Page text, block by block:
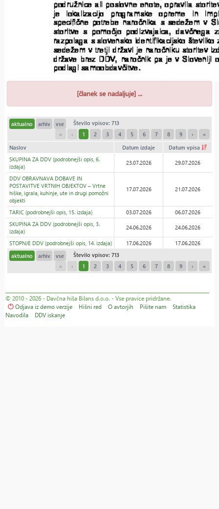
[članek se nadaljuje] ...
aktualno arhiv vse
Število vpisov: 713
«
‹ 1 2 3 4 5 6 7 8 9 › »
Naslov Datum izdaje
Datum vpisa
SKUPINA ZA DDV (podrobnejši opis, 6.
izdaja)
23.07.2026 29.07.2026
DDV OBRAVNAVA DOBAVE IN
POSTAVITVE VRTNIH OBJEKTOV – Vrtne
hiške, igrala, kuhinje, ute in drugi pomožni
objekti
17.07.2026 21.07.2026
TARIC (podrobnejši opis, 15. izdaja) 03.07.2026
06.07.2026
SKUPINA ZA DDV (podrobnejši opis, 3.
izdaja)
24.06.2026 24.06.2026
STOPNJE DDV (podrobnejši opis, 14. izdaja) 17.06.2026
17.06.2026
aktualno
arhiv vse
Število vpisov: 713
«
‹ 1 2 3 4 5 6 7 8 9 › »
© 2010 - 2026 - Davčna hiša Bilans d.o.o. - Vse pravice pridržane.
Odjava iz demo verzije
Hišni red O avtorjih Pišite nam
Statistika
Navodila
DDV iskanje